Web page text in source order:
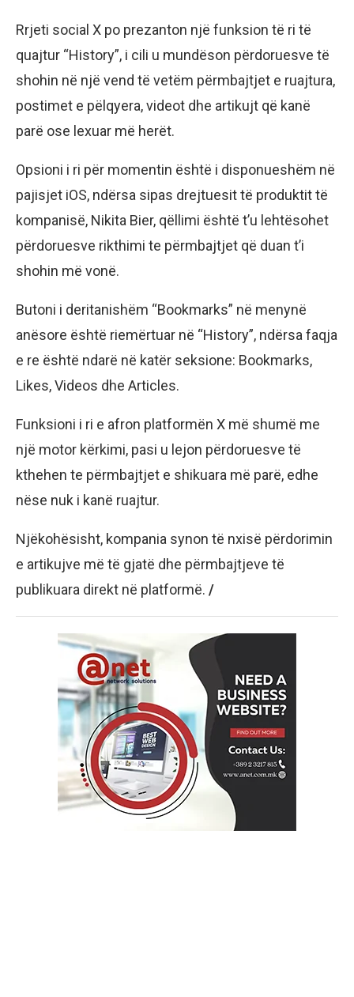
Rrjeti social X po prezanton një funksion të ri të
quajtur “History”, i cili u mundëson përdoruesve të
shohin në një vend të vetëm përmbajtjet e ruajtura,
postimet e pëlqyera, videot dhe artikujt që kanë
parë ose lexuar më herët.
Opsioni i ri për momentin është i disponueshëm në
pajisjet iOS, ndërsa sipas drejtuesit të produktit të
kompanisë, Nikita Bier, qëllimi është t’u lehtësohet
përdoruesve rikthimi te përmbajtjet që duan t’i
shohin më vonë.
Butoni i deritanishëm “Bookmarks” në menynë
anësore është riemërtuar në “History”, ndërsa faqja
e re është ndarë në katër seksione: Bookmarks,
Likes, Videos dhe Articles.
Funksioni i ri e afron platformën X më shumë me
një motor kërkimi, pasi u lejon përdoruesve të
kthehen te përmbajtjet e shikuara më parë, edhe
nëse nuk i kanë ruajtur.
Njëkohësisht, kompania synon të nxisë përdorimin
e artikujve më të gjatë dhe përmbajtjeve të
publikuara direkt në platformë. /